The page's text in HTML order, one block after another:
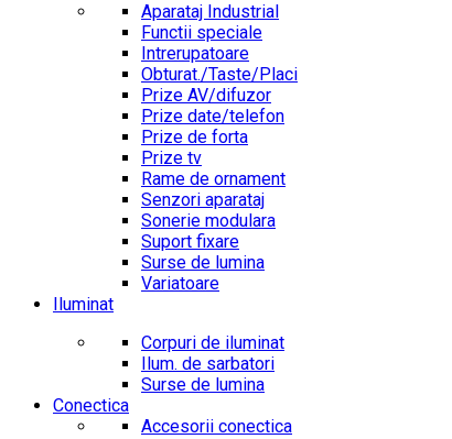
Aparataj Industrial
Functii speciale
Intrerupatoare
Obturat./Taste/Placi
Prize AV/difuzor
Prize date/telefon
Prize de forta
Prize tv
Rame de ornament
Senzori aparataj
Sonerie modulara
Suport fixare
Surse de lumina
Variatoare
Iluminat
Corpuri de iluminat
Ilum. de sarbatori
Surse de lumina
Conectica
Accesorii conectica